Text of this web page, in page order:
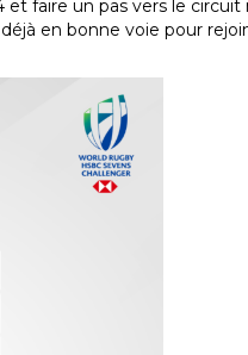
faire un pas vers le circuit
en bonne voie pour